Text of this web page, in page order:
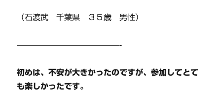
（石渡武 千葉県 ３５歳 男性）
—————————————-
初めは、不安が大きかったのですが、参加してとて
も楽しかったです。